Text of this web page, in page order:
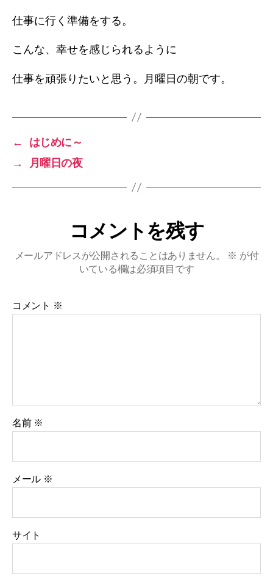
仕事に行く準備をする。
こんな、幸せを感じられるように
仕事を頑張りたいと思う。月曜日の朝です。
←
はじめに～
→
月曜日の夜
コメントを残す
メールアドレスが公開されることはありません。 ※ が付
いている欄は必須項目です
コメント ※
名前 ※
メール ※
サイト